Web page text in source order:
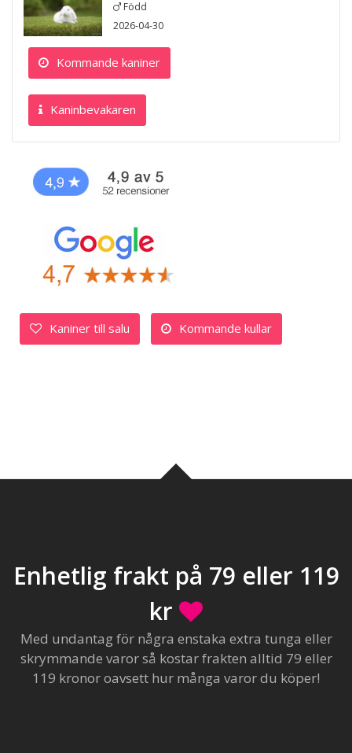
Född
2026-04-30
Kommande kaniner
Kaninbevakaren
Kaniner till salu Kommande kullar
Enhetlig frakt på 79 eller 119
kr
Med undantag för några enstaka extra tunga eller
skrymmande varor så kostar frakten alltid 79 eller
119 kronor oavsett hur många varor du köper!